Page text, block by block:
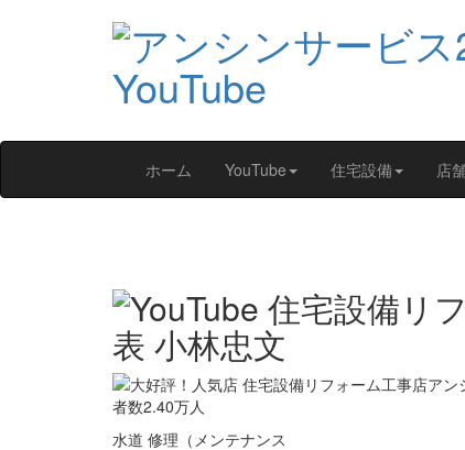
ホーム YouTube 住宅設備 店
水道 修理（メンテナンス